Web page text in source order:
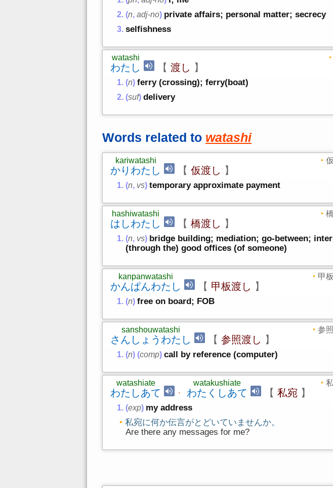
(n, adj-no) private affairs; personal matter; secrecy
selfishness
わたし
watashi
【 渡し 】
(n) ferry (crossing); ferry(boat)
(suf) delivery
Words related to watashi
かりわたし
kariwatashi
【 仮渡し 】
(n, vs) temporary approximate payment
はしわたし
hashiwatashi
【 橋渡し 】
(n, vs) bridge building; mediation; go-between;
(through the) good offices (of someone)
かんぱんわたし
kanpanwatashi
【 甲板渡し 】
甲
(n) free on board; FOB
さんしょうわたし
sanshouwatashi
【 参照渡し 】
参
(n) (comp) call by reference (computer)
わたしあて
watashiate
· わたくしあて
watakushiate
【 私宛 】
(exp) my address
私宛に何か伝言がとどいていませんか。
Are there any messages for me?